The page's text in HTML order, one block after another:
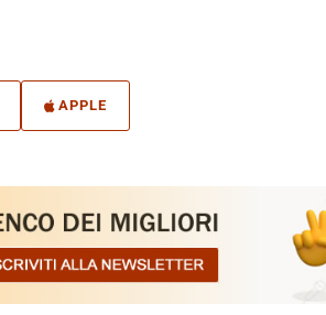
APPLE